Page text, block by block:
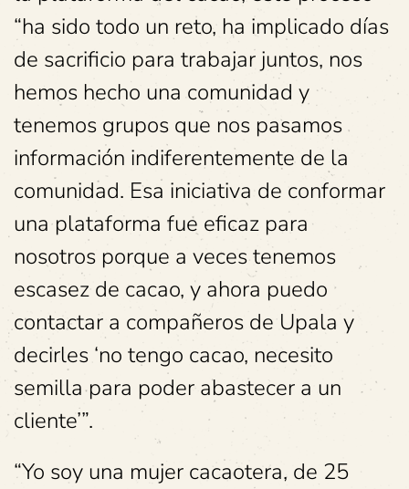
“ha sido todo un reto, ha implicado días
de sacrificio para trabajar juntos, nos
hemos hecho una comunidad y
tenemos grupos que nos pasamos
información indiferentemente de la
comunidad. Esa iniciativa de conformar
una plataforma fue eficaz para
nosotros porque a veces tenemos
escasez de cacao, y ahora puedo
contactar a compañeros de Upala y
decirles ‘no tengo cacao, necesito
semilla para poder abastecer a un
cliente’”.
“Yo soy una mujer cacaotera, de 25